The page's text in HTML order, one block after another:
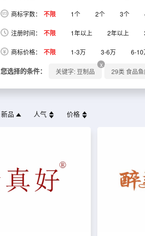
商标字数： 不限 1个 2个 3个
注册时间： 不限 1年以上 2年以上
商标价格： 不限 1-3万 3-6万 6-10
您选择的条件： 关键字: 豆制品
x
29类 食品鱼
新品 人气 价格